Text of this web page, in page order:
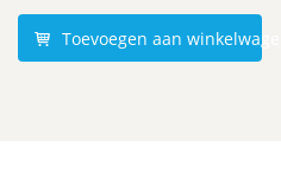
Toevoegen aan winkelwagen